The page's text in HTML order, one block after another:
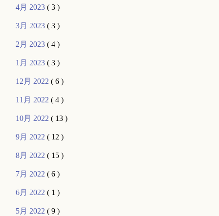
4月 2023( 3 )
3月 2023( 3 )
2月 2023( 4 )
1月 2023( 3 )
12月 2022( 6 )
11月 2022( 4 )
10月 2022( 13 )
9月 2022( 12 )
8月 2022( 15 )
7月 2022( 6 )
6月 2022( 1 )
5月 2022( 9 )